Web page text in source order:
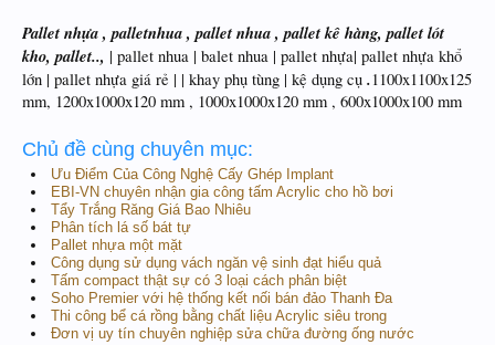
Pallet nhựa , palletnhua , pallet nhua , pallet kê hàng, pallet lót
kho, pallet.., | pallet nhua | balet nhua | pallet nhựa| pallet nhựa khổ
lớn | pallet nhựa giá rẻ | | khay phụ tùng | kệ dụng cụ .1100x1100x125
mm, 1200x1000x120 mm , 1000x1000x120 mm , 600x1000x100 mm
Chủ đề cùng chuyên mục:
Ưu Điểm Của Công Nghệ Cấy Ghép Implant
EBI-VN chuyên nhận gia công tấm Acrylic cho hồ bơi
Tẩy Trắng Răng Giá Bao Nhiêu
Phân tích lá số bát tự
Pallet nhựa một mặt
Công dụng sử dụng vách ngăn vệ sinh đạt hiểu quả
Tấm compact thật sự có 3 loại cách phân biệt
Soho Premier với hệ thống kết nối bán đảo Thanh Đa
Thi công bể cá rồng bằng chất liệu Acrylic siêu trong
Đơn vị uy tín chuyên nghiệp sửa chữa đường ống nước